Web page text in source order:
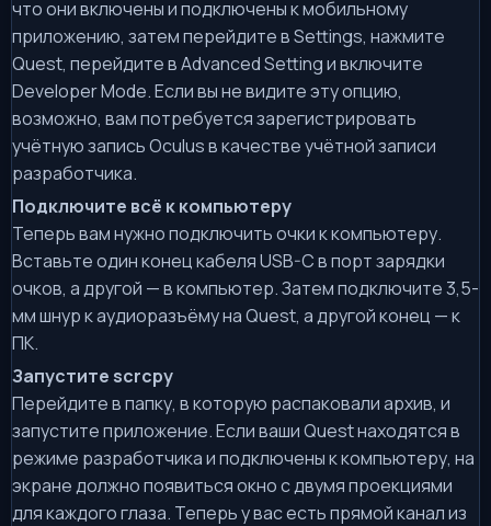
что они включены и подключены к мобильному
приложению, затем перейдите в Settings, нажмите
Quest, перейдите в Advanced Setting и включите
Developer Mode. Если вы не видите эту опцию,
возможно, вам потребуется зарегистрировать
учётную запись Oculus в качестве учётной записи
разработчика.
Подключите всё к компьютеру
Теперь вам нужно подключить очки к компьютеру.
Вставьте один конец кабеля USB-C в порт зарядки
очков, а другой — в компьютер. Затем подключите 3,5-
мм шнур к аудиоразъёму на Quest, а другой конец — к
ПК.
Запустите scrcpy
Перейдите в папку, в которую распаковали архив, и
запустите приложение. Если ваши Quest находятся в
режиме разработчика и подключены к компьютеру, на
экране должно появиться окно с двумя проекциями
для каждого глаза. Теперь у вас есть прямой канал из